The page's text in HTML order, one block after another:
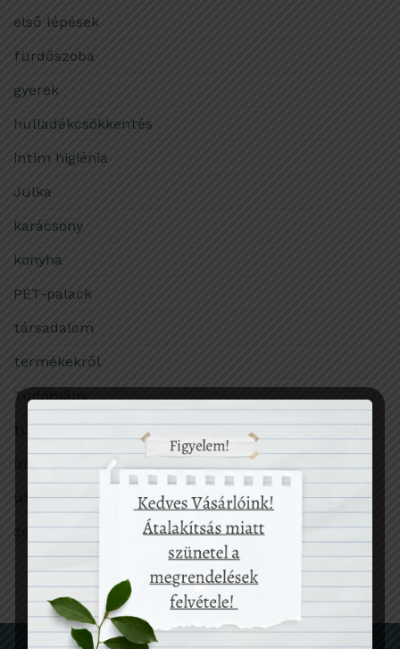
első lépések
fürdőszoba
gyerek
hulladékcsökkentés
intim higiénia
Julka
karácsony
konyha
PET-palack
társadalom
termékekről
Tudomány
túlfogyasztás
ünnep
utazás
zero waste